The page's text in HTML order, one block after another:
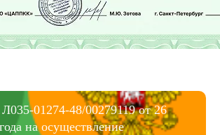
01274-48/00279119 от 26
на осуществление